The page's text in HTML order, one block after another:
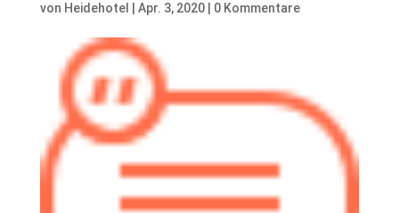
von Heidehotel Apr. 3, 2020| 0 Kommentare